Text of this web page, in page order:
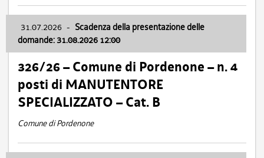
31.07.2026 - Scadenza della presentazione delle
domande: 31.08.2026 12:00
326/26 – Comune di Pordenone – n. 4
posti di MANUTENTORE
SPECIALIZZATO – Cat. B
Comune di Pordenone